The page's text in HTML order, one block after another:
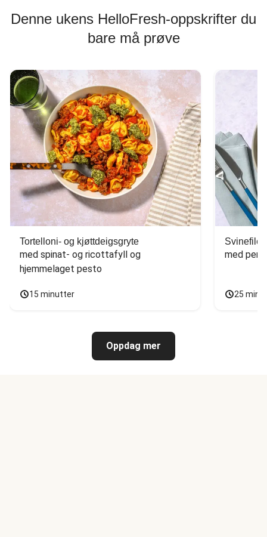
Denne ukens HelloFresh-oppskrifter du
bare må prøve
Tortelloni- og kjøttdeigsgryte
med spinat- og ricottafyll og
hjemmelaget pesto
15 minutter
Svinefilet
med
25
Oppdag mer